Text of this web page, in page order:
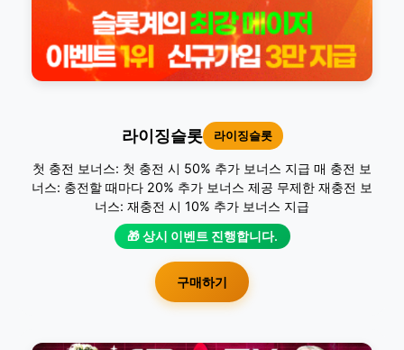
라이징슬롯 라이징슬롯
첫 충전 보너스: 첫 충전 시 50% 추가 보너스 지급 매 충전 보
너스: 충전할 때마다 20% 추가 보너스 제공 무제한 재충전 보
너스: 재충전 시 10% 추가 보너스 지급
🎁 상시 이벤트 진행합니다.
구매하기